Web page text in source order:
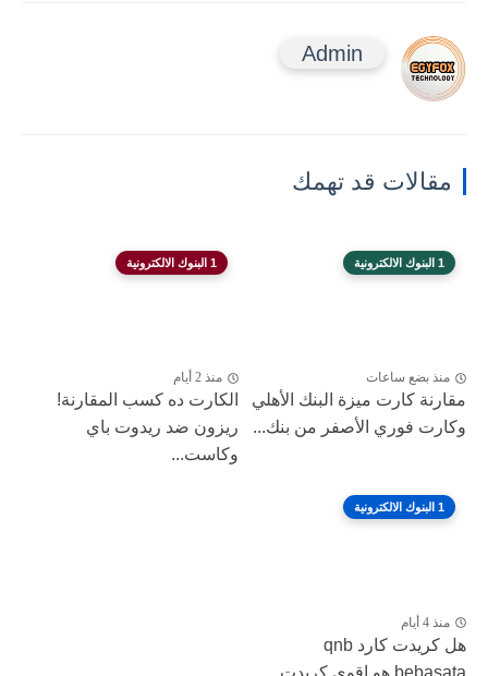
Admin
مقالات قد تهمك
1 البنوك الالكترونية
منذ بضع ساعات
مقارنة كارت ميزة البنك الأهلي
وكارت فوري الأصفر من بنك...
1 البنوك الالكترونية
منذ 2 أيام
الكارت ده كسب المقارنة!
ريزون ضد ريدوت باي
وكاست...
1 البنوك الالكترونية
منذ 4 أيام
هل كريدت كارد qnb
bebasata هو اقوي كريدت